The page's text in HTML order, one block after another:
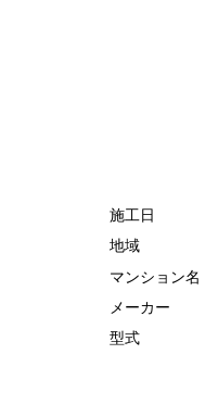
施工日
地域
型式
メーカー
マンション名